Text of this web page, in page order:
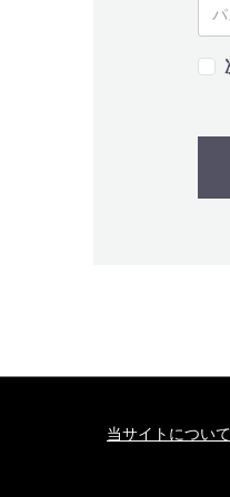
当サイトについて